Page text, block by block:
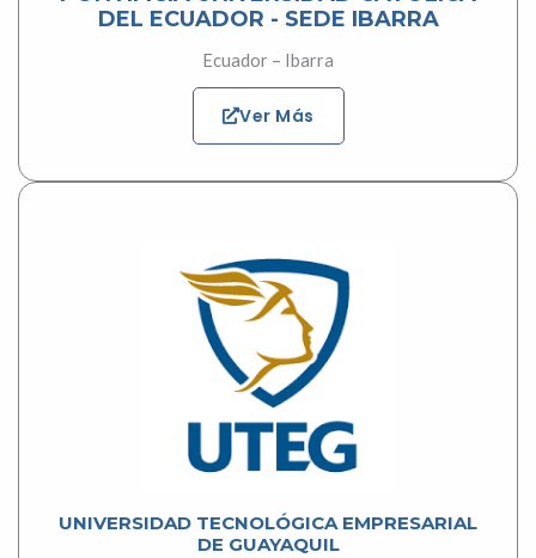
DEL ECUADOR - SEDE IBARRA
Ecuador – Ibarra
Ver Más
UNIVERSIDAD TECNOLÓGICA EMPRESARIAL
DE GUAYAQUIL